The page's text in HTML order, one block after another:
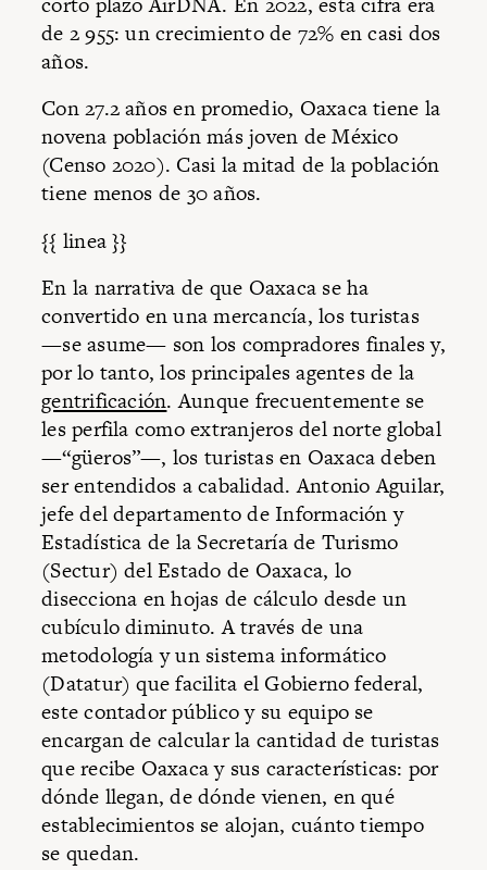
de 2 955: un crecimiento de 72% en casi dos
años.
Con 27.2 años en promedio, Oaxaca tiene la
novena población más joven de México
(Censo 2020). Casi la mitad de la población
tiene menos de 30 años.
{{ linea }}
En la narrativa de que Oaxaca se ha
convertido en una mercancía, los turistas
—se asume— son los compradores finales y,
por lo tanto, los principales agentes de la
gentrificación. Aunque frecuentemente se
les perfila como extranjeros del norte global
—“güeros”—, los turistas en Oaxaca deben
ser entendidos a cabalidad. Antonio Aguilar,
jefe del departamento de Información y
Estadística de la Secretaría de Turismo
(Sectur) del Estado de Oaxaca, lo
disecciona en hojas de cálculo desde un
cubículo diminuto. A través de una
metodología y un sistema informático
(Datatur) que facilita el Gobierno federal,
este contador público y su equipo se
encargan de calcular la cantidad de turistas
que recibe Oaxaca y sus características: por
dónde llegan, de dónde vienen, en qué
establecimientos se alojan, cuánto tiempo
se quedan.